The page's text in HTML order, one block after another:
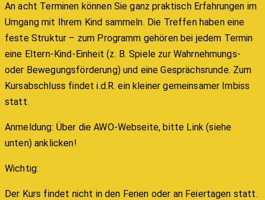
An acht Terminen können Sie ganz praktisch Erfahrungen im
Umgang mit Ihrem Kind sammeln. Die Treffen haben eine
feste Struktur – zum Programm gehören bei jedem Termin
eine Eltern-Kind-Einheit (z. B. Spiele zur Wahrnehmungs-
oder Bewegungsförderung) und eine Gesprächsrunde. Zum
Kursabschluss findet i.d.R. ein kleiner gemeinsamer Imbiss
statt.
Anmeldung: Über die AWO-Webseite, bitte Link (siehe
unten) anklicken!
Wichtig:
Der Kurs findet nicht in den Ferien oder an Feiertagen statt.